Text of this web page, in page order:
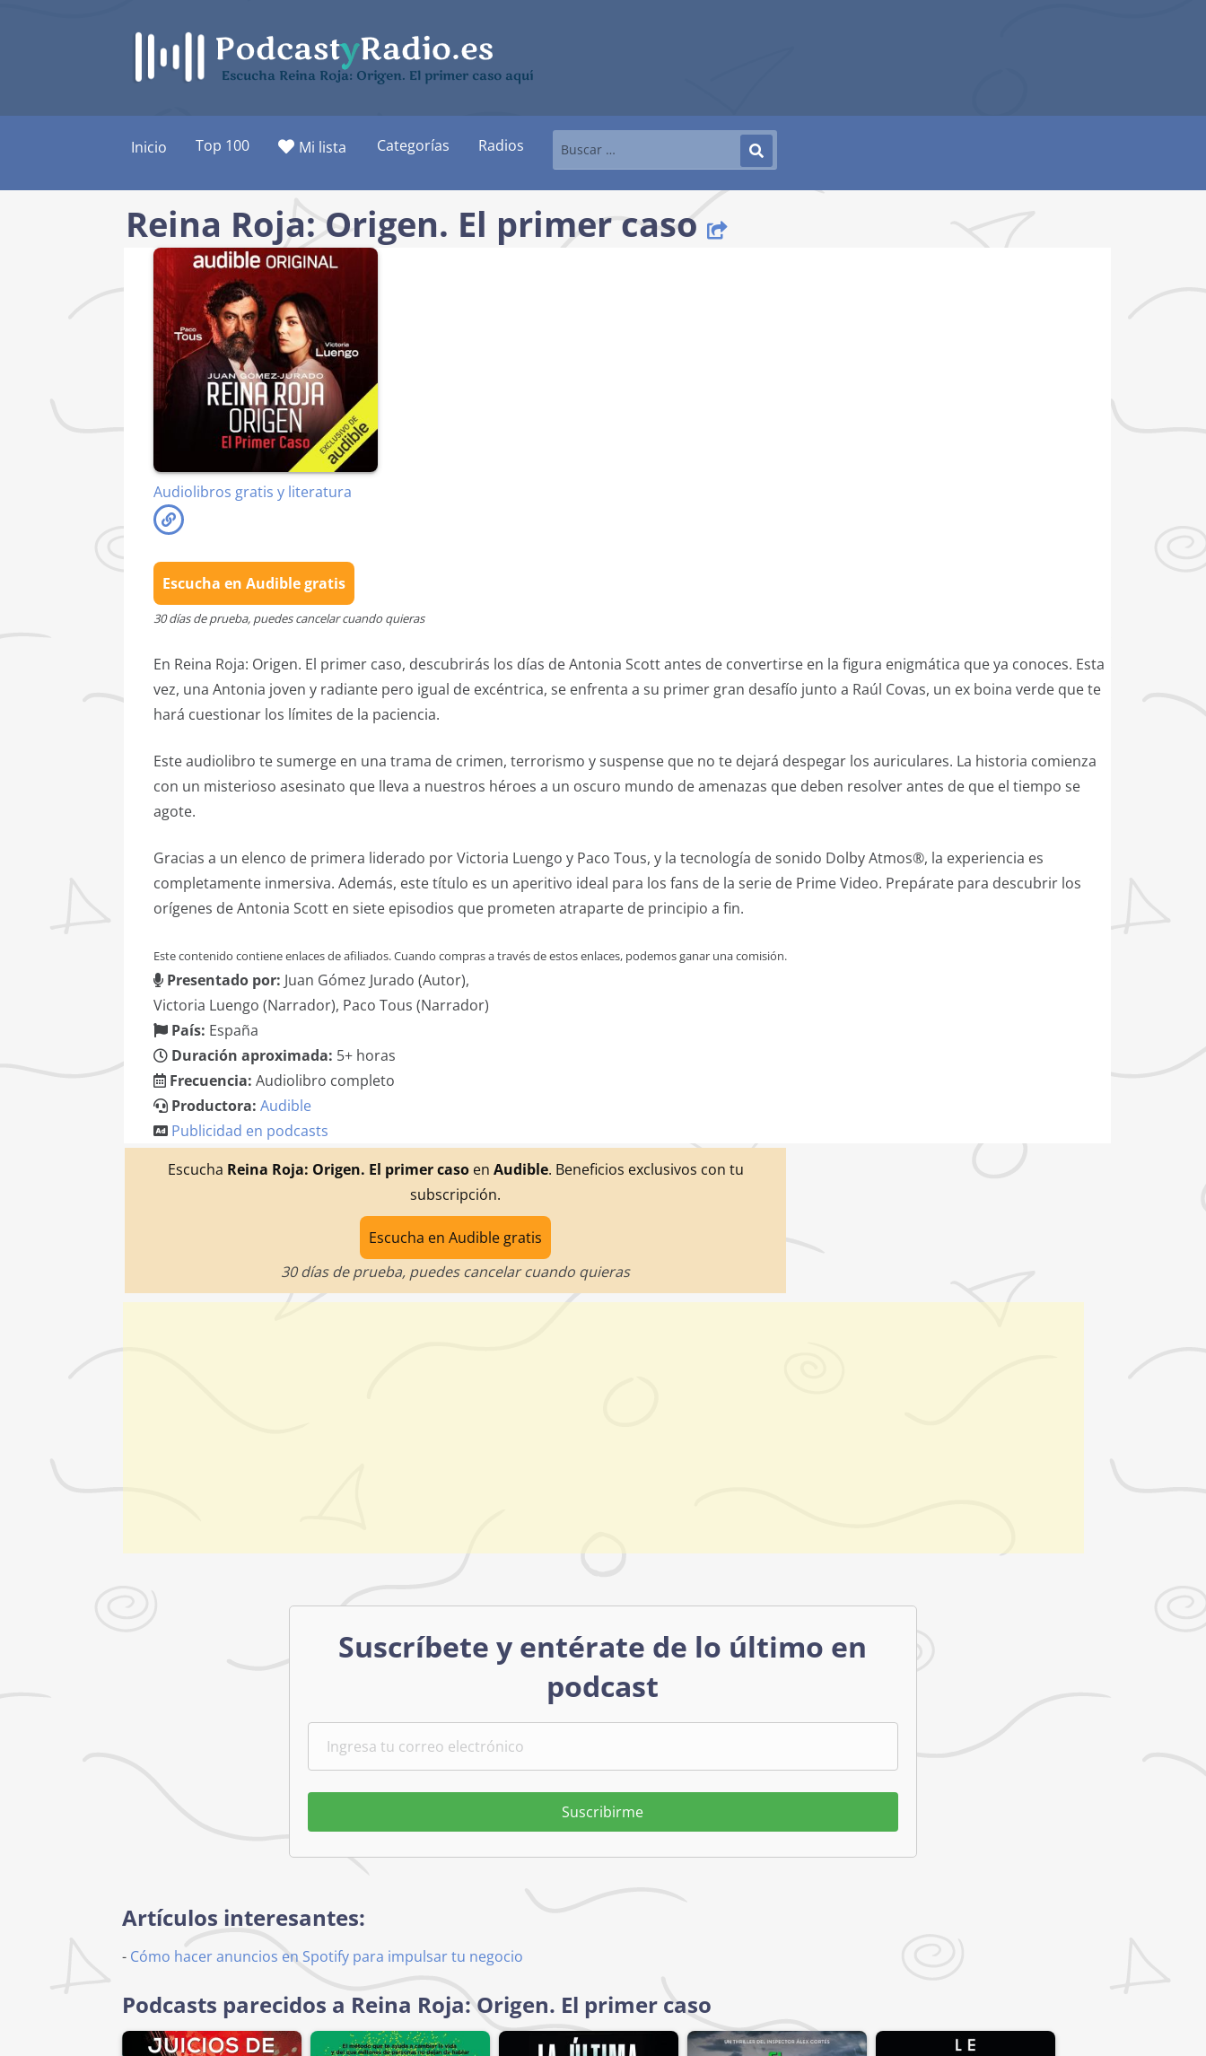
Escucha Reina Roja: Origen. El primer caso aquí
Inicio Top 100 Mi lista Categorías Radios
Reina Roja: Origen. El primer caso
Audiolibros gratis y literatura
Escucha en Audible gratis
30 días de prueba, puedes cancelar cuando quieras
En Reina Roja: Origen. El primer caso, descubrirás los días de Antonia Scott antes de convertirse en la figura enigmática que ya conoces. Esta
vez, una Antonia joven y radiante pero igual de excéntrica, se enfrenta a su primer gran desafío junto a Raúl Covas, un ex boina verde que te
hará cuestionar los límites de la paciencia.
Este audiolibro te sumerge en una trama de crimen, terrorismo y suspense que no te dejará despegar los auriculares. La historia comienza
con un misterioso asesinato que lleva a nuestros héroes a un oscuro mundo de amenazas que deben resolver antes de que el tiempo se
agote.
Gracias a un elenco de primera liderado por Victoria Luengo y Paco Tous, y la tecnología de sonido Dolby Atmos®, la experiencia es
completamente inmersiva. Además, este título es un aperitivo ideal para los fans de la serie de Prime Video. Prepárate para descubrir los
orígenes de Antonia Scott en siete episodios que prometen atraparte de principio a fin.
Este contenido contiene enlaces de afiliados. Cuando compras a través de estos enlaces, podemos ganar una comisión.
Presentado por: Juan Gómez Jurado (Autor),
Victoria Luengo (Narrador), Paco Tous (Narrador)
País: España
Duración aproximada: 5+ horas
Frecuencia: Audiolibro completo
Productora: Audible
Publicidad en podcasts
Escucha Reina Roja: Origen. El primer casoen Audible. Beneficios exclusivos con tu
subscripción.
Escucha en Audible gratis
30 días de prueba, puedes cancelar cuando quieras
Suscríbete y entérate de lo último en
podcast
Suscribirme
Artículos interesantes:
- Cómo hacer anuncios en Spotify para impulsar tu negocio
Podcasts parecidos a Reina Roja: Origen. El primer caso